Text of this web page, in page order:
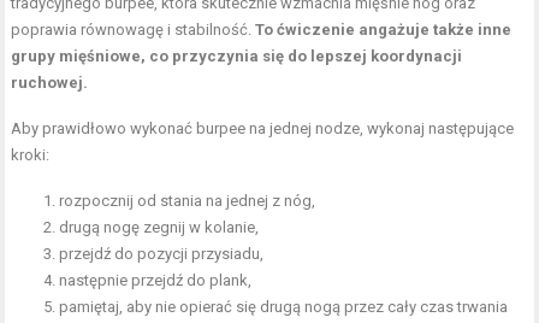
poprawia równowagę i stabilność.To ćwiczenie angażuje także inne
grupy mięśniowe, co przyczynia się do lepszej koordynacji
ruchowej.
Aby prawidłowo wykonać burpee na jednej nodze, wykonaj następujące
kroki:
rozpocznij od stania na jednej z nóg,
drugą nogę zegnij w kolanie,
przejdź do pozycji przysiadu,
następnie przejdź do plank,
pamiętaj, aby nie opierać się drugą nogą przez cały czas trwania